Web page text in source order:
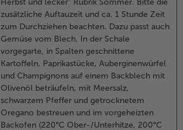
zusätzliche Auftauzeit und ca. 1 Stunde Zeit
zum Durchziehen beachten. Dazu passt auch
Gemüse vom Blech. In der Schale
vorgegarte, in Spalten geschnittene
Kartoffeln, Paprikastücke, Auberginenwürfel
und Champignons auf einem Backblech mit
Olivenöl beträufeln, mit Meersalz,
schwarzem Pfeffer und getrocknetem
Oregano bestreuen und im vorgeheizten
Backofen (220°C Ober-/Unterhitze, 200°C